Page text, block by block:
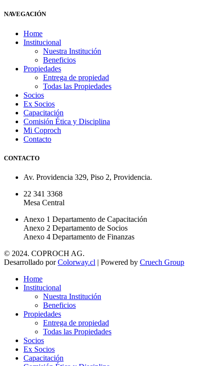
NAVEGACIÓN
Home
Institucional
Nuestra Institución
Beneficios
Propiedades
Entrega de propiedad
Todas las Propiedades
Socios
Ex Socios
Capacitación
Comisión Ética y Disciplina
Mi Coproch
Contacto
CONTACTO
Av. Providencia 329, Piso 2, Providencia.
22 341 3368
Mesa Central
Anexo 1 Departamento de Capacitación
Anexo 2 Departamento de Socios
Anexo 4 Departamento de Finanzas
© 2024. COPROCH AG.
Desarrollado porColorway.cl | Powered by Cruech Group
Home
Institucional
Nuestra Institución
Beneficios
Propiedades
Entrega de propiedad
Todas las Propiedades
Socios
Ex Socios
Capacitación